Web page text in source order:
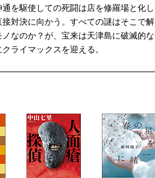
を駆使しての死闘は店を修羅場と化し
対決に向かう。すべての謎はそこで解
なのか？が、宝来は天津島に破滅的な
ライマックスを迎える。